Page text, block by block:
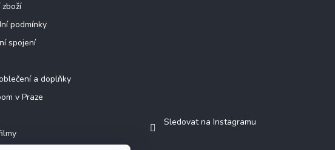
podmínky
spojení
a doplňky
v Praze
Sledovat na Instagramu